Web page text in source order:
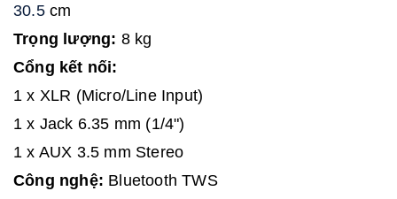
30.5 cm
Trọng lượng: 8 kg
Cổng kết nối:
1 x XLR (Micro/Line Input)
1 x Jack 6.35 mm (1/4")
1 x AUX 3.5 mm Stereo
Công nghệ: Bluetooth TWS